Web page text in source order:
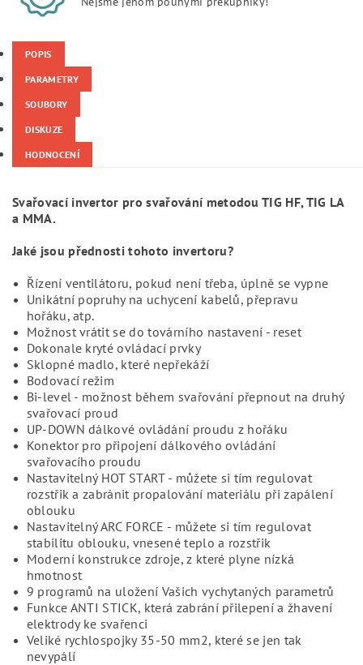
POPIS
PARAMETRY
SOUBORY
DISKUZE
HODNOCENÍ
Svařovací invertor pro svařování metodou TIG HF, TIG LA
a MMA.
Jaké jsou přednosti tohoto invertoru?
Řízení ventilátoru, pokud není třeba, úplně se vypne
Unikátní popruhy na uchycení kabelů, přepravu
hořáku, atp.
Možnost vrátit se do továrního nastavení - reset
Dokonale kryté ovládací prvky
Sklopné madlo, které nepřekáží
Bodovací režim
Bi-level - možnost během svařování přepnout na druhý
svařovací proud
UP-DOWN dálkové ovládání proudu z hořáku
Konektor pro připojení dálkového ovládání
svařovacího proudu
Nastavitelný HOT START - můžete si tím regulovat
rozstřik a zabránit propalování materiálu při zapálení
oblouku
Nastavitelný ARC FORCE - můžete si tím regulovat
stabilitu oblouku, vnesené teplo a rozstřik
Moderní konstrukce zdroje, z které plyne nízká
hmotnost
9 programů na uložení Vašich vychytaných parametrů
Funkce ANTI STICK, která zabrání přilepení a žhavení
elektrody ke svařenci
Veliké rychlospojky 35-50 mm2, které se jen tak
nevypálí